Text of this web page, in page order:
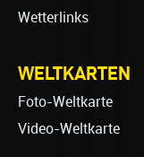
Wetterlinks
WELTKARTEN
Foto-Weltkarte
Video-Weltkarte